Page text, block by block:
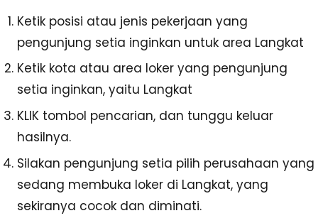
Ketik posisi atau jenis pekerjaan yang
pengunjung setia inginkan untuk area Langkat
Ketik kota atau area loker yang pengunjung
setia inginkan, yaitu Langkat
KLIK tombol pencarian, dan tunggu keluar
hasilnya.
Silakan pengunjung setia pilih perusahaan yang
sedang membuka loker di Langkat, yang
sekiranya cocok dan diminati.